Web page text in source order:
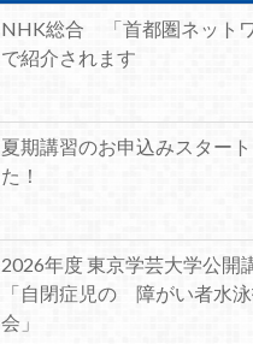
NHK総合 「首都圏ネットワ
で紹介されます
夏期講習のお申込みスター
た！
2026年度 東京学芸大学公開
「自閉症児の 障がい者水
会」